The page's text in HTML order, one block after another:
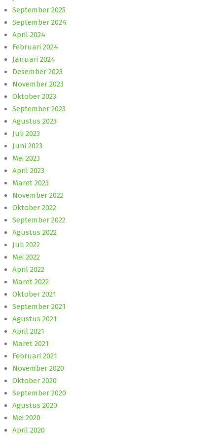
September 2025
September 2024
April 2024
Februari 2024
Januari 2024
Desember 2023
November 2023
Oktober 2023
September 2023
Agustus 2023
Juli 2023
Juni 2023
Mei 2023
April 2023
Maret 2023
November 2022
Oktober 2022
September 2022
Agustus 2022
Juli 2022
Mei 2022
April 2022
Maret 2022
Oktober 2021
September 2021
Agustus 2021
April 2021
Maret 2021
Februari 2021
November 2020
Oktober 2020
September 2020
Agustus 2020
Mei 2020
April 2020